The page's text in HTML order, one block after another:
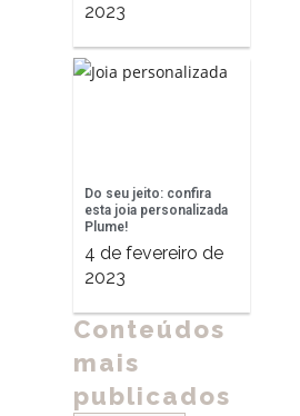
2023
Do seu jeito: confira
esta joia personalizada
Plume!
4 de fevereiro de
2023
Conteúdos
mais
publicados